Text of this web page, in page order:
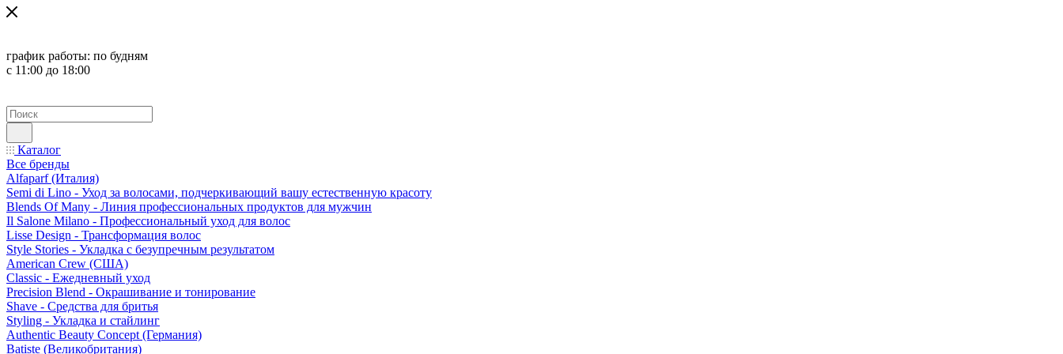
график работы: по будням
с 11:00 до 18:00
Каталог
Все бренды
Alfaparf (Италия)
Semi di Lino - Уход за волосами, подчеркивающий вашу естественную красоту
Blends Of Many - Линия профессиональных продуктов для мужчин
Il Salone Milano - Профессиональный уход для волос
Lisse Design - Трансформация волос
Style Stories - Укладка с безупречным результатом
American Crew (США)
Classic - Ежедневный уход
Precision Blend - Окрашивание и тонирование
Shave - Средства для бритья
Styling - Укладка и стайлинг
Authentic Beauty Concept (Германия)
Batiste (Великобритания)